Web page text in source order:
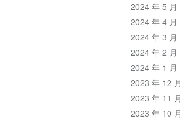
2024 年 5 月
2024 年 4 月
2024 年 3 月
2024 年 2 月
2024 年 1 月
2023 年 12 月
2023 年 11 月
2023 年 10 月